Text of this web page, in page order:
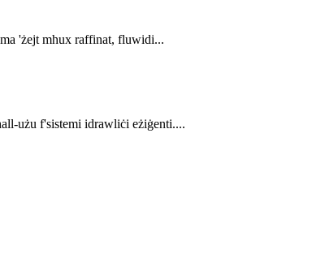
'żejt mhux raffinat, fluwidi...
użu f'sistemi idrawliċi eżiġenti....